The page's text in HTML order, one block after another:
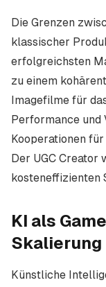
Die Grenzen
klassischer
erfolgreichsten
zu einem
Imagefilme für
Performance und
Kooperationen
Der UGC Creator
kosteneffizienten
KI als
Skalierung
Künstliche